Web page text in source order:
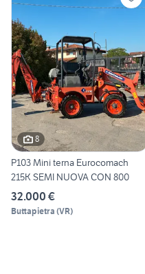
8
P103 Mini terna Eurocomach
215K SEMI NUOVA CON 800
32.000 €
Buttapietra (VR)